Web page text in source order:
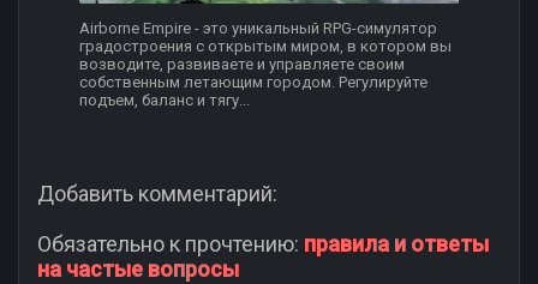
Airborne Empire - это уникальный RPG-симулятор
градостроения с открытым миром, в котором вы
возводите, развиваете и управляете своим
собственным летающим городом. Регулируйте
подъем, баланс и тягу...
Добавить комментарий:
Обязательно к прочтению: правила и ответы
на частые вопросы